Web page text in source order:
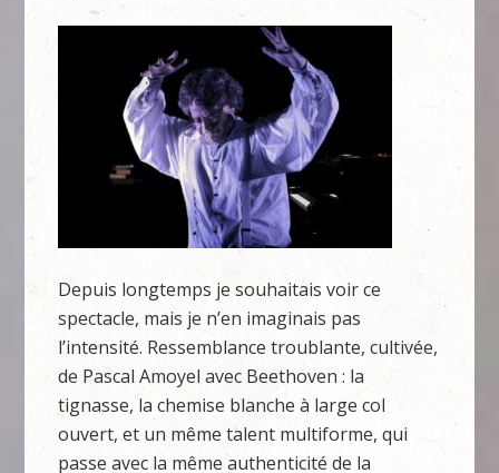
Depuis longtemps je souhaitais voir ce
spectacle, mais je n’en imaginais pas
l’intensité. Ressemblance troublante, cultivée,
de Pascal Amoyel avec Beethoven : la
tignasse, la chemise blanche à large col
ouvert, et un même talent multiforme, qui
passe avec la même authenticité de la